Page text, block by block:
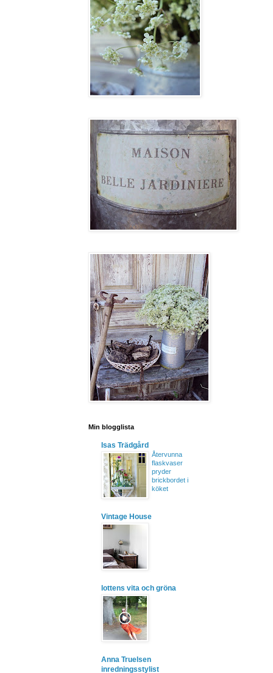
Min blogglista
Isas Trädgård
Återvunna
flaskvaser
pryder
brickbordet i
köket
Vintage House
lottens vita och gröna
Anna Truelsen
inredningsstylist